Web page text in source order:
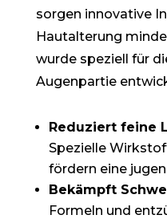
sorgen innovative
Hautalterung
wurde speziell für
Augenpartie
Reduziert feine
Spezielle
fördern eine
Bekämpft
Formeln und